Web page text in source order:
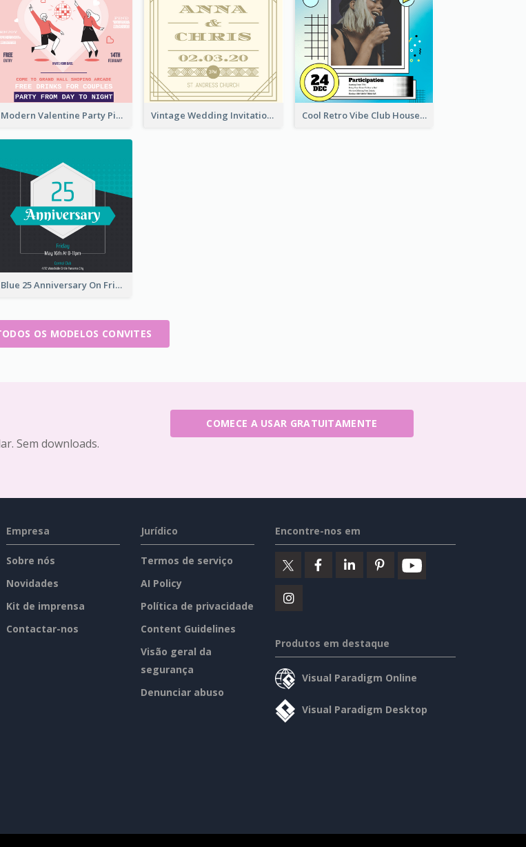
Modern Valentine Party Pink Invitation Design Templates Vintage Wedding Invitation Cool Retro Vibe Club House Invitation Design Template
Blue 25 Anniversary On Friday Invitation
OS MODELOS CONVITES
Sem downloads.
COMECE A USAR GRATUITAMENTE
Empresa
Sobre nós
Novidades
Kit de imprensa
Contactar-nos
Jurídico
Termos de serviço
AI Policy
Política de privacidade
Content Guidelines
Visão geral da
segurança
Denunciar abuso
Encontre-nos em
Produtos em destaque
Visual Paradigm Online
Visual Paradigm Desktop